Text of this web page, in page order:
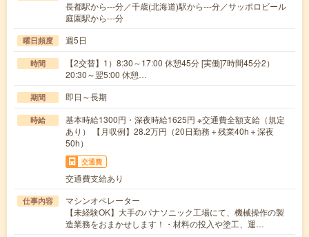
長都駅から---分／千歳(北海道)駅から---分／サッポロビール
庭園駅から---分
曜日頻度 週5日
時間
【2交替】1）8:30～17:00 休憩45分 [実働]7時間45分2）
20:30～翌5:00 休憩…
期間 即日～長期
時給
基本時給1300円・深夜時給1625円 ※交通費全額支給（規定
あり） 【月収例】28.2万円（20日勤務＋残業40h＋深夜
50h）
交通費
交通費支給あり
仕事内容
マシンオペレーター
【未経験OK】大手のパナソニック工場にて、機械操作の製
造業務をおまかせします！・材料の投入や塗工、運…